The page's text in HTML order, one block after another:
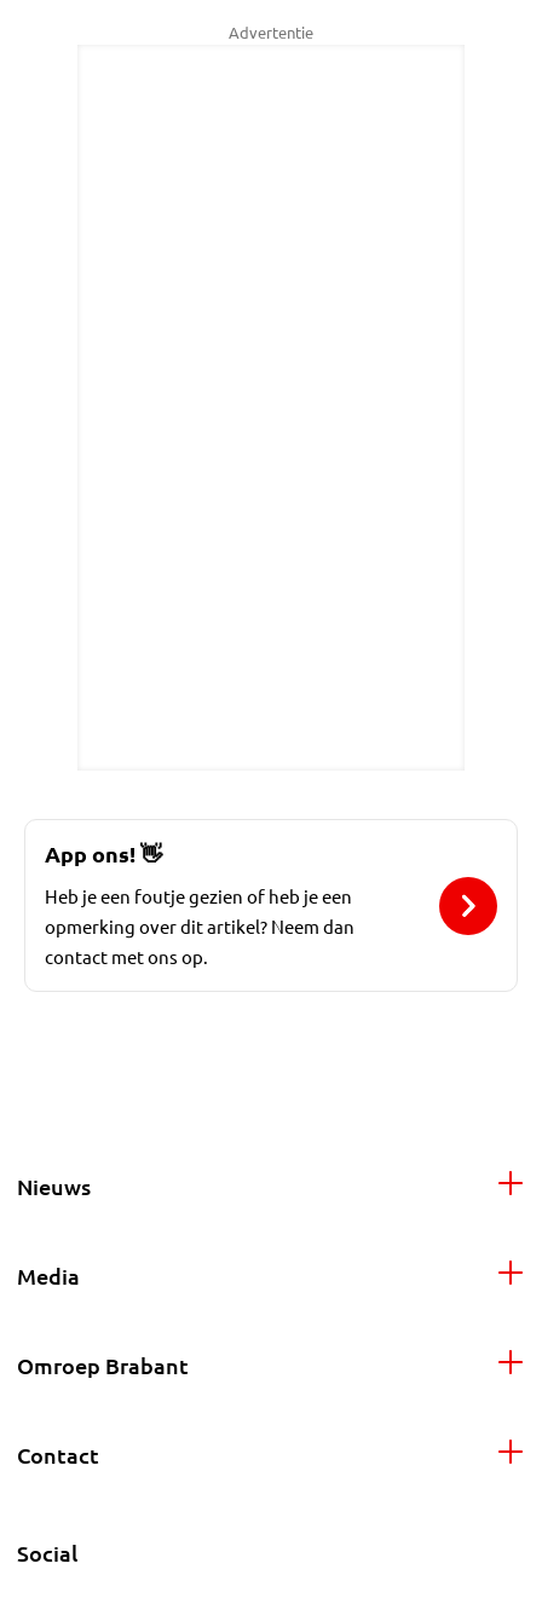
Advertentie
App ons!👋
Heb je een foutje gezien of heb je een
opmerking over dit artikel? Neem dan
contact met ons op.
Nieuws
Media
Omroep Brabant
Contact
Social